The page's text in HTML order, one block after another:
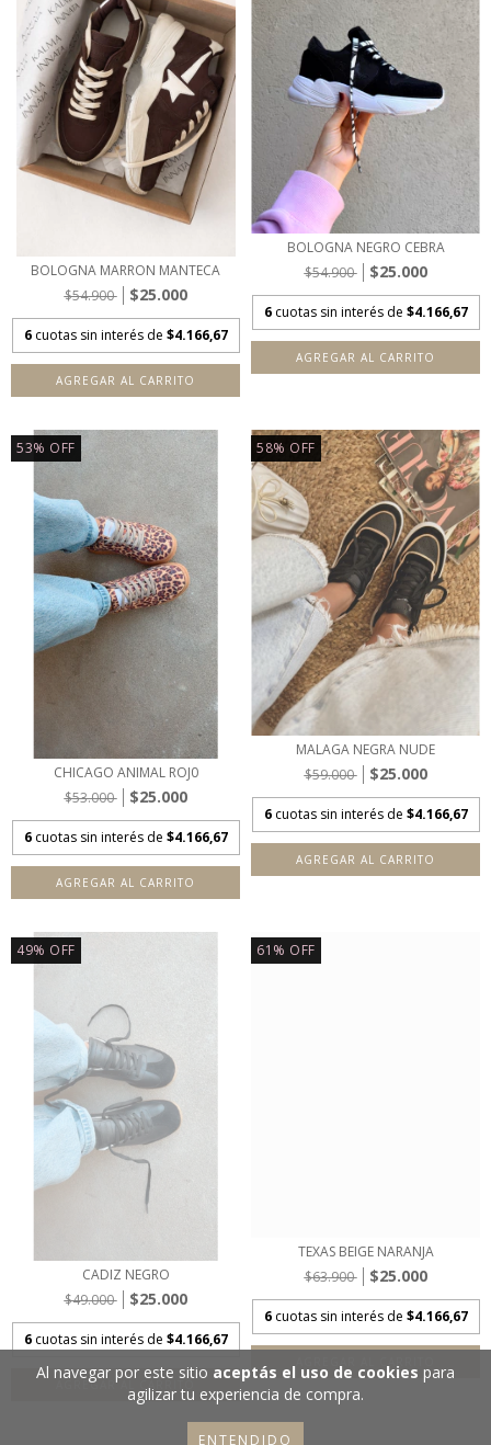
Al navegar por este sitio aceptás el uso de cookies para
agilizar tu experiencia de compra.
ENTENDIDO
BOLOGNA MARRON MANTECA
$54.900
$25.000
6 cuotas sin interés de $4.166,67
AGREGAR AL CARRITO
BOLOGNA NEGRO CEBRA
$54.900
$25.000
6 cuotas sin interés de $4.166,67
AGREGAR AL CARRITO
53% OFF
CHICAGO ANIMAL ROJ0
$53.000
$25.000
6 cuotas sin interés de $4.166,67
AGREGAR AL CARRITO
58% OFF
MALAGA NEGRA NUDE
$59.000
$25.000
6 cuotas sin interés de $4.166,67
AGREGAR AL CARRITO
49% OFF
CADIZ NEGRO
$49.000
$25.000
6 cuotas sin interés de $4.166,67
AGREGAR AL CARRITO
61 % OFF
TEXAS BEIGE NARANJA
$63.900
$25.000
6 cuotas sin interés de $4.166,67